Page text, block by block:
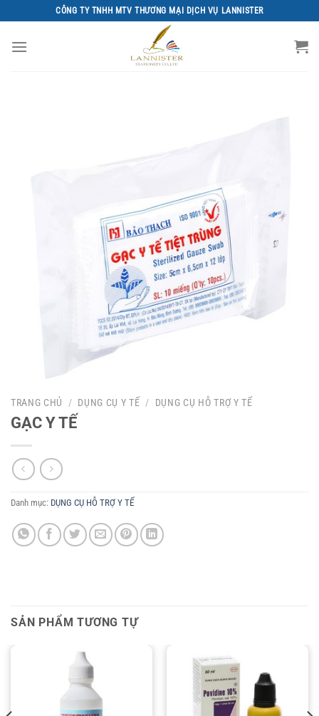
đến
nội
CÔNG TY TNHH MTV THƯƠNG MẠI DỊCH VỤ LANNISTER
TRANG CHỦ / DỤNG CỤ Y TẾ / DỤNG CỤ HỖ TRỢ Y TẾ
GẠC Y TẾ
Danh mục: DỤNG CỤ HỖ TRỢ Y TẾ
SẢN PHẨM TƯƠNG TỰ